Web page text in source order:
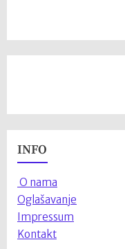
INFO
O nama
Oglašavanje
Impressum
Kontakt